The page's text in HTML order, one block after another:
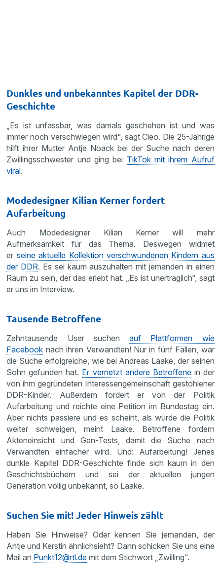
Dunkles und unbekanntes Kapitel der DDR-
Geschichte
„Es ist unfassbar, was damals geschehen ist und was
immer noch verschwiegen wird“, sagt Cleo. Die 25-Jährige
hilft ihrer Mutter Antje Noack bei der Suche nach deren
Zwillingsschwester und ging bei TikTok mit ihrem Aufruf
viral.
Modedesigner Kilian Kerner fordert
Aufarbeitung
Auch Modedesigner Kilian Kerner will mehr
Aufmerksamkeit für das Thema. Deswegen widmet
er seine aktuelle Kollektion verschwundenen Kindern aus
der DDR. Es sei kaum auszuhalten mit jemanden in einen
Raum zu sein, der das erlebt hat. „Es ist unerträglich“, sagt
er uns im Interview.
Tausende Betroffene
Zehntausende User suchenauf Plattformen wie
Facebook nach ihren Verwandten! Nur in fünf Fällen, war
die Suche erfolgreiche, wie bei Andreas Laake, der seinen
Sohn gefunden hat. Er vernetzt andere Betroffenein der
von ihm gegründeten Interessengemeinschaft gestohlener
DDR-Kinder. Außerdem fordert er von der Politik
Aufarbeitung und reichte eine Petition im Bundestag ein.
Aber nichts passiere und es scheint, als würde die Politik
weiter schweigen, meint Laake. Betroffene fordern
Akteneinsicht und Gen-Tests, damit die Suche nach
Verwandten einfacher wird. Und: Aufarbeitung! Jenes
dunkle Kapitel DDR-Geschichte finde sich kaum in den
Geschichtsbüchern und sei der aktuellen jungen
Generation völlig unbekannt, so Laake.
Suchen Sie mit! Jeder Hinweis zählt
Haben Sie Hinweise? Oder kennen Sie jemanden, der
Antje und Kerstin ähnlichsieht? Dann schicken Sie uns eine
Mail an Punkt12@rtl.de mit dem Stichwort „Zwilling“.